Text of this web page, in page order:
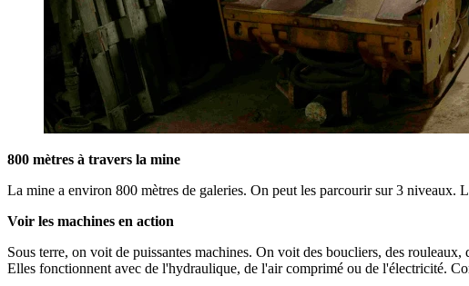
800 mètres à travers la mine
La mine a environ 800 mètres de galeries. On peut les parcourir sur 3 niveaux.
Voir les machines en action
Sous terre, on voit de puissantes machines. On voit des boucliers, des
Elles fonctionnent avec de l'hydraulique, de l'air comprimé ou de l'électricité.